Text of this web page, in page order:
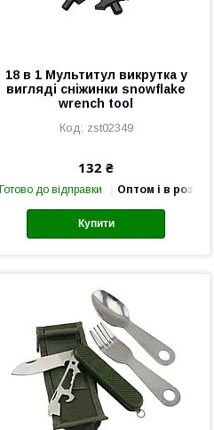
18 в 1 Мультитул викрутка у
вигляді сніжинки snowflake
wrench tool
zst02349
132 ₴
Готово до відправки Оптом і в роздріб
Купити